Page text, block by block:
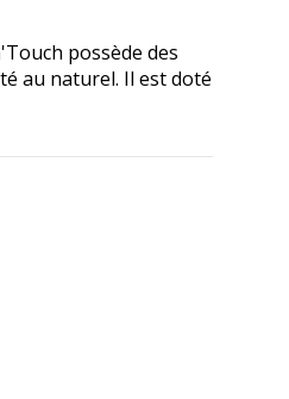
possède des
au naturel. Il est doté